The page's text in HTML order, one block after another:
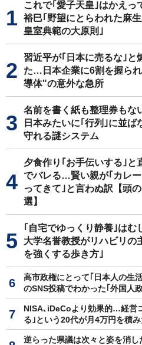
これで｢愛子天皇｣はかえ
裕巳｢野望にとらわれた麻
皇室典範の大原則｣
習近平が｢日本に売るな｣と
た…日本企業に6割を握ら
導体"の意外な急所
名前を書く紙も整理券も
日本みたいに｢行列｣に並ば
守れる謎システム
夕食作り｢お手伝いする｣と
でバレる…賢い親が｢カレ
ってきて｣と言わぬ訳【頭
選】
｢自宅でゆっくり静養｣は
大学名誉教授がリハビリの
を強くする歩き方｣
高市政権にとって｢日本人の生
のSNS投稿でわかった｢外国人
NISA､iDeCoより効果的…経営
る｣という20代が月4万円を積
逆らった県議は次々と姿を消